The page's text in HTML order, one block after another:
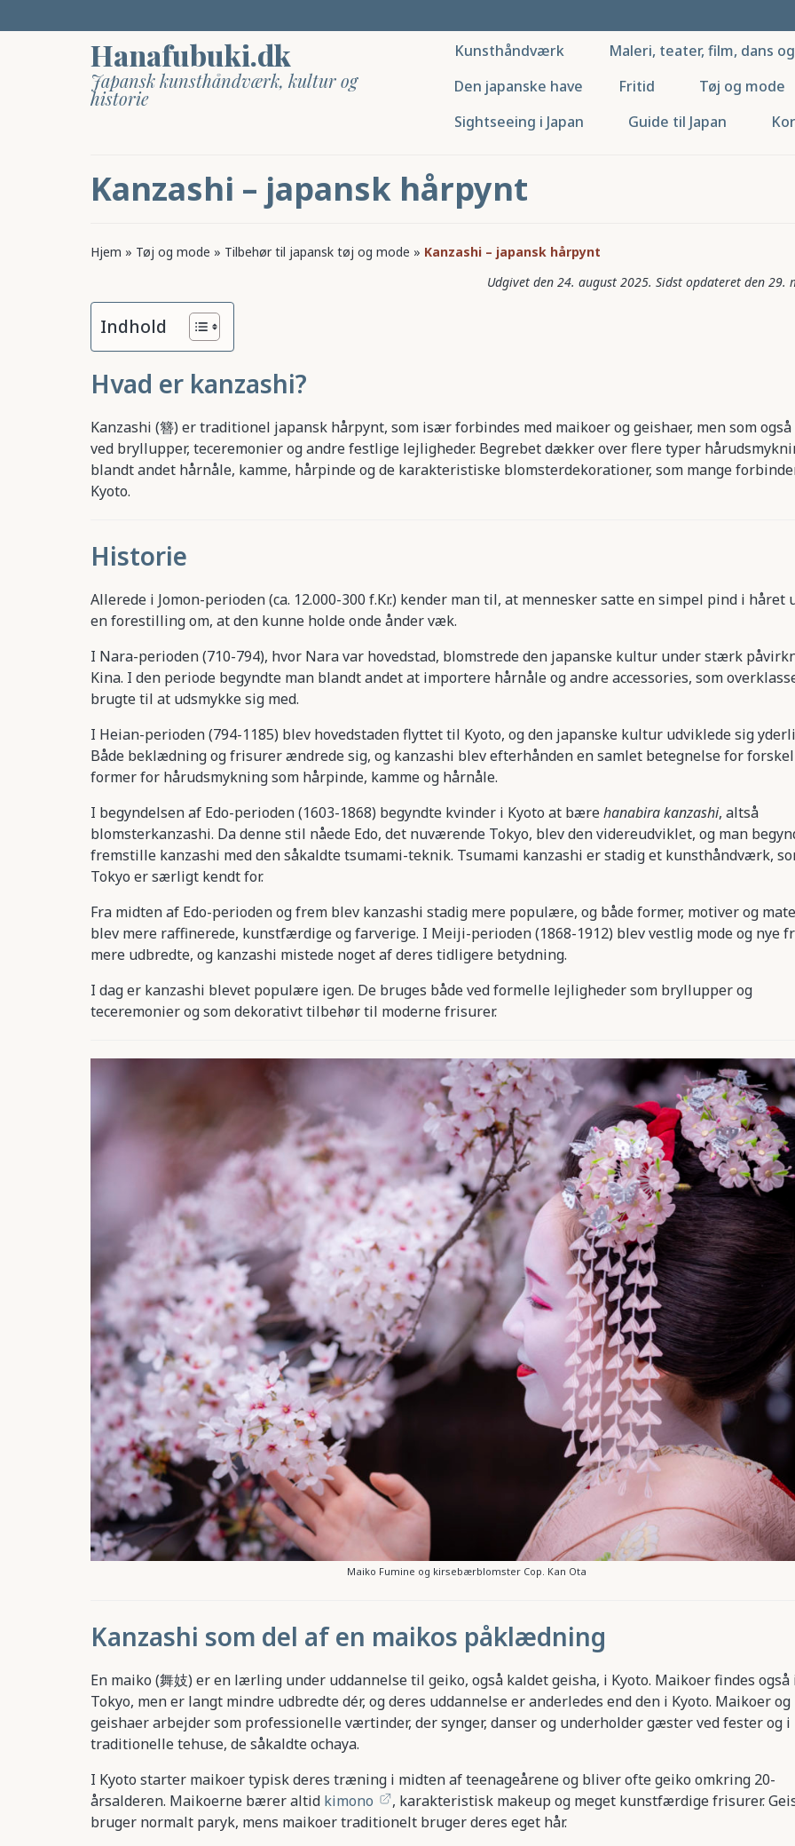
Hanafubuki.dk
Japansk kunsthåndværk, kultur og
historie
Kunsthåndværk Maleri, teater, film, dans
Den japanske have
Fritid Tøj og mode
Sightseeing i Japan
Guide til Japan
Kanzashi – japansk hårpynt
Hjem » Tøj og mode » Tilbehør til japansk tøj og mode » Kanzashi – japansk hårpynt
24. august 2025
29.
Indhold
Hvad er kanzashi?
Kanzashi (簪) er traditionel japansk hårpynt, som især forbindes med maikoer og geishaer, men som
ved bryllupper, teceremonier og andre festlige lejligheder. Begrebet dækker over flere typer
blandt andet hårnåle, kamme, hårpinde og de karakteristiske blomsterdekorationer, som mange
Kyoto.
Historie
Allerede i Jomon-perioden (ca. 12.000-300 f.Kr.) kender man til, at mennesker satte en simpel pind i håret
en forestilling om, at den kunne holde onde ånder væk.
I Nara-perioden (710-794), hvor Nara var hovedstad, blomstrede den japanske kultur under stærk
Kina. I den periode begyndte man blandt andet at importere hårnåle og andre accessories, som
brugte til at udsmykke sig med.
I Heian-perioden (794-1185) blev hovedstaden flyttet til Kyoto, og den japanske kultur udviklede sig
Både beklædning og frisurer ændrede sig, og kanzashi blev efterhånden en samlet betegnelse for
former for hårudsmykning som hårpinde, kamme og hårnåle.
I begyndelsen af Edo-perioden (1603-1868) begyndte kvinder i Kyoto at bærehanabira kanzashi, altså
blomsterkanzashi. Da denne stil nåede Edo, det nuværende Tokyo, blev den videreudviklet, og man
fremstille kanzashi med den såkaldte tsumami-teknik. Tsumami kanzashi er stadig et kunsthåndværk,
Tokyo er særligt kendt for.
Fra midten af Edo-perioden og frem blev kanzashi stadig mere populære, og både former, motiver og
blev mere raffinerede, kunstfærdige og farverige. I Meiji-perioden (1868-1912) blev vestlig mode og nye
mere udbredte, og kanzashi mistede noget af deres tidligere betydning.
I dag er kanzashi blevet populære igen. De bruges både ved formelle lejligheder som bryllupper og
teceremonier og som dekorativt tilbehør til moderne frisurer.
Maiko Fumine og kirsebærblomster Cop. Kan Ota
Kanzashi som del af en maikos påklædning
En maiko (舞妓) er en lærling under uddannelse til geiko, også kaldet geisha, i Kyoto. Maikoer findes også
Tokyo, men er langt mindre udbredte dér, og deres uddannelse er anderledes end den i Kyoto. Maikoer og
geishaer arbejder som professionelle værtinder, der synger, danser og underholder gæster ved fester og i
traditionelle tehuse, de såkaldte ochaya.
I Kyoto starter maikoer typisk deres træning i midten af teenageårene og bliver ofte geiko omkring 20-
årsalderen. Maikoerne bærer altid kimono
, karakteristisk makeup og meget kunstfærdige frisurer.
bruger normalt paryk, mens maikoer traditionelt bruger deres eget hår.